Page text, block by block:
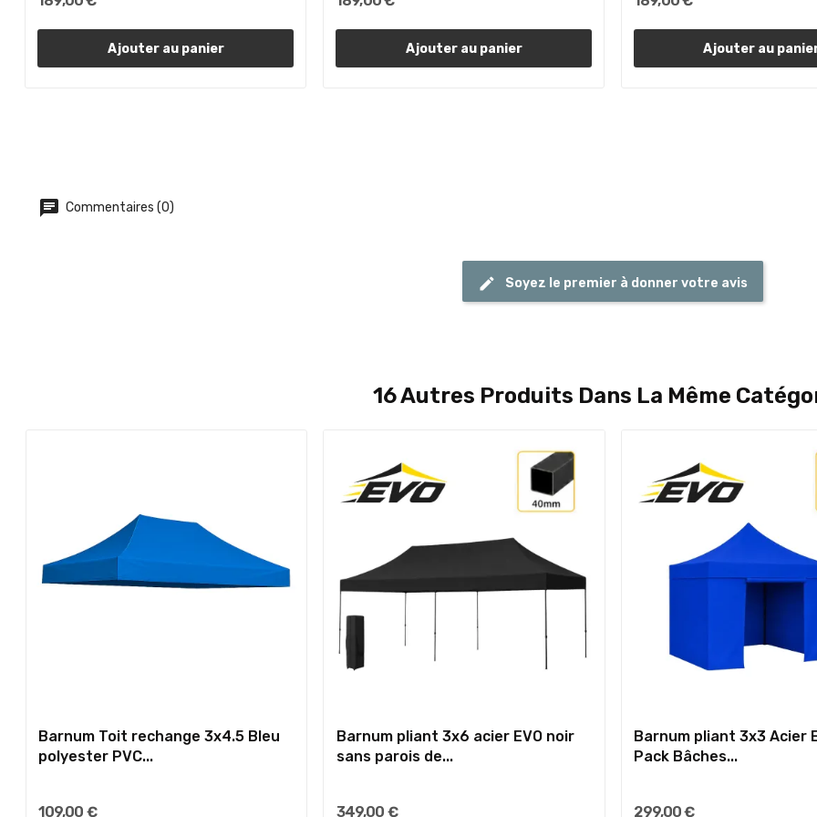
Ajouter au panier Ajouter au panier Ajouter au
Commentaires (0)
Soyez le premier à donner votre avis
16 Autres Produits Dans La Même
Barnum Toit rechange 3x4.5 Bleu
polyester PVC...
109,00 €
Barnum pliant 3x6 acier EVO noir
sans parois de...
349,00 €
Barnum pliant 3x3 Acier
Pack Bâches...
299,00 €